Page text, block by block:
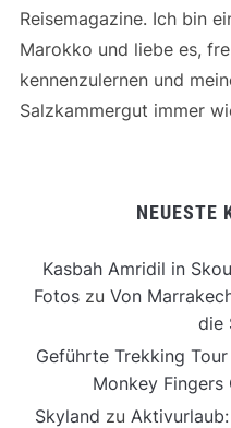
Reisemagazine. Ich bin
Marokko und liebe es,
kennenzulernen und
Salzkammergut immer
NEUESTE
Kasbah Amridil in
Fotoszu Von
die
Geführte Trekking
Monkey Fingers
Skyland zu